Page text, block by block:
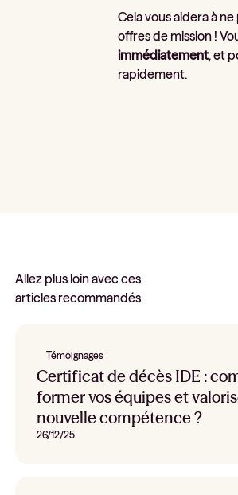
Cela vous aidera à
offres de mission !
immédiatement, et
rapidement.
Allez plus loin avec ces
articles recommandés
Témoignages
Certificat de décès IDE :
former vos équipes et
nouvelle compétence ?
26/12/25